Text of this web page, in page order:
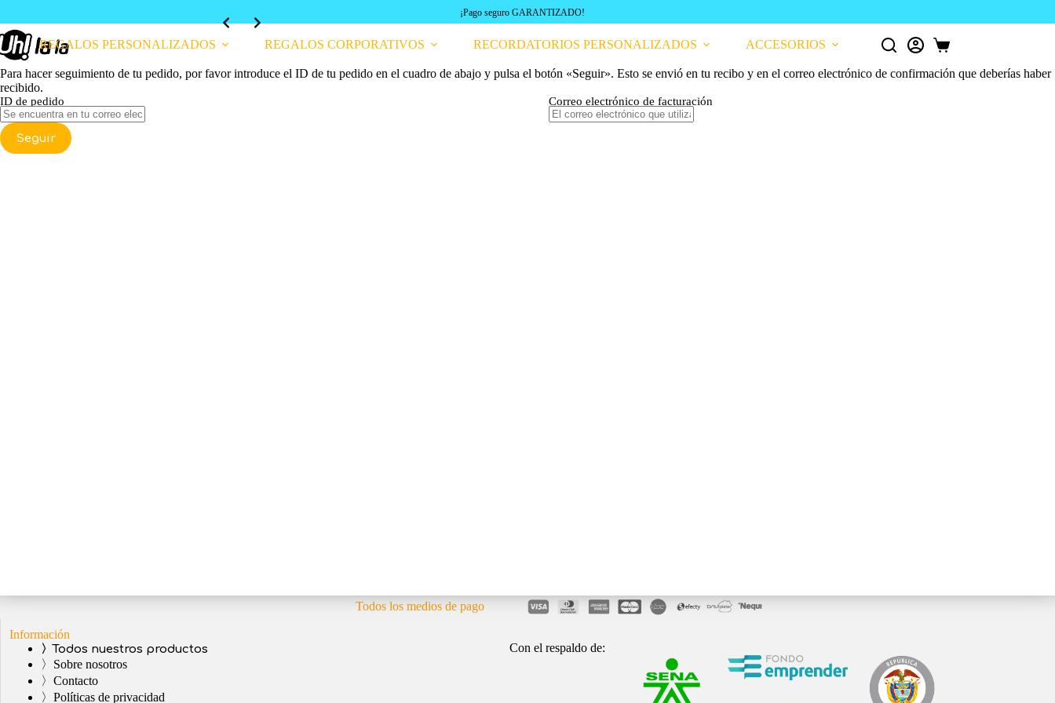
¡Pago seguro GARANTIZADO!
REGALOS PERSONALIZADOS REGALOS CORPORATIVOS RECORDATORIOS PERSONALIZADOS ACCESORIOS
Carro
compra
Para hacer seguimiento de tu pedido, por favor introduce el ID de tu pedido en el cuadro de abajo y pulsa el botón «Seguir». Esto se envió en tu recibo y en el correo electrónico de confirmación que deberías haber
recibido.
ID de pedido Correo electrónico de facturación
Seguir
Todos los medios de pago
Información
〉Todos nuestros productos
〉Sobre nosotros
〉Contacto
〉Políticas de privacidad
Con el respaldo de: